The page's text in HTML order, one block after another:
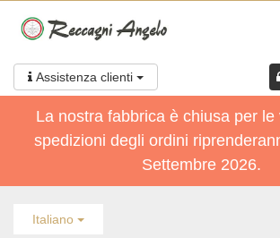
Assistenza clienti
La nostra fabbrica è chiusa per le
spedizioni degli ordini
Settembre 2026.
Italiano